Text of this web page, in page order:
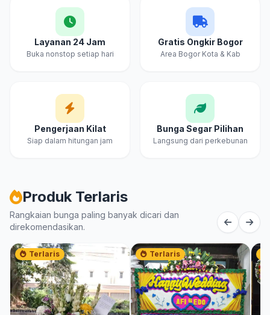
Layanan 24 Jam
Buka nonstop setiap hari
Gratis Ongkir Bogor
Area Bogor Kota & Kab
Pengerjaan Kilat
Siap dalam hitungan jam
Bunga Segar Pilihan
Langsung dari perkebunan
Produk Terlaris
Rangkaian bunga paling banyak dicari dan
direkomendasikan.
Terlaris Terlaris